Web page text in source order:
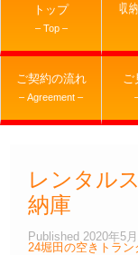
トップ
– Top –
収
ご契約の流れ
– Agreement –
レンタル
納庫
Published 2020年5
24堀田の空きトラン